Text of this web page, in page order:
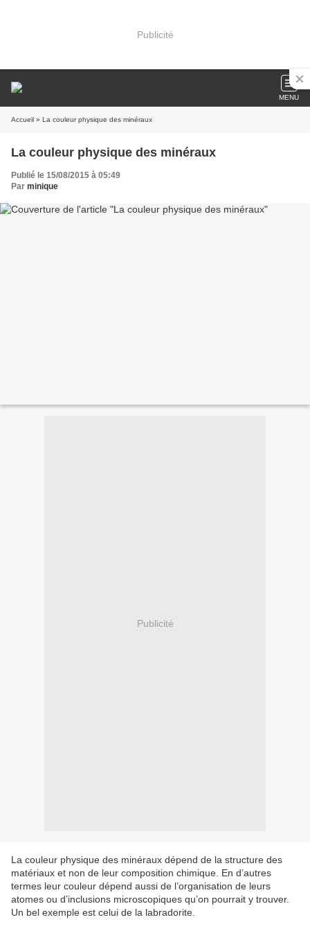
Publicité
MENU
Accueil » La couleur physique des minéraux
La couleur physique des minéraux
Publié le 15/08/2015 à 05:49
Par minique
Publicité
La couleur physique des minéraux dépend de la structure des
matériaux et non de leur composition chimique. En d’autres
termes leur couleur dépend aussi de l’organisation de leurs
atomes ou d’inclusions microscopiques qu’on pourrait y trouver.
Un bel exemple est celui de la labradorite.